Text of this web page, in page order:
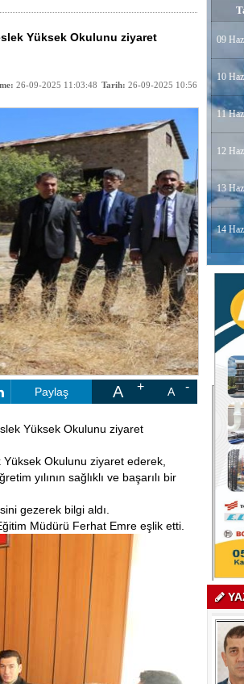
Yüksek Okulunu ziyaret
26-09-2025 11:03:48 Tarih: 26-09-2025 10:56
Paylaş A A
Yüksek Okulunu ziyaret
Okulunu ziyaret ederek,
yılının sağlıklı ve başarılı bir
gezerek bilgi aldı.
Müdürü Ferhat Emre eşlik etti.
09
10
11
12
13
14